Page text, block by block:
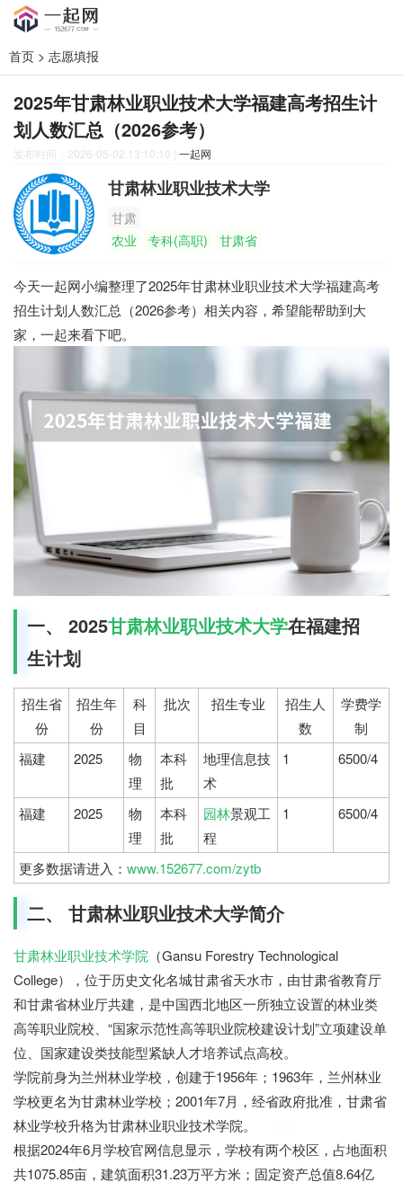
首页 > 志愿填报
2025年甘肃林业职业技术大学福建高考招生计
划人数汇总（2026参考）
发布时间：2026-05-02 13:10:10 | 一起网
甘肃林业职业技术大学
甘肃
农业
专科(高职) 甘肃省
今天一起网小编整理了2025年甘肃林业职业技术大学福建高考
招生计划人数汇总（2026参考）相关内容，希望能帮助到大
家，一起来看下吧。
一、 2025甘肃林业职业技术大学在福建招
生计划
招生省
份
招生年
份
科
目
批次 招生专业
招生人
数
学费学
制
福建
2025
物
理
本科
批
地理信息技
术
1 6500/4
福建 2025
物
理
本科
批
园林景观工
程
1 6500/4
更多数据请进入： www.152677.com/zytb
二、 甘肃林业职业技术大学简介
甘肃林业职业技术学院 （Gansu Forestry Technological
College），位于历史文化名城甘肃省天水市，由甘肃省教育厅
和甘肃省林业厅共建，是中国西北地区一所独立设置的林业类
高等职业院校、“国家示范性高等职业院校建设计划”立项建设单
位、国家建设类技能型紧缺人才培养试点高校。
学院前身为兰州林业学校，创建于1956年；1963年，兰州林业
学校更名为甘肃林业学校；2001年7月，经省政府批准，甘肃省
林业学校升格为甘肃林业职业技术学院。
根据2024年6月学校官网信息显示，学校有两个校区，占地面积
共1075.85亩，建筑面积31.23万平方米；固定资产总值8.64亿